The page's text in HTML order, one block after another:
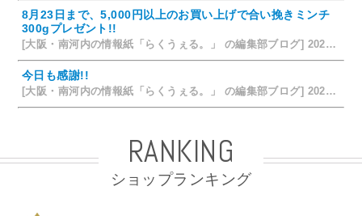
8月23日まで、5,000円以上のお買い上げで合い挽きミンチ
300gプレゼント!!
[大阪・南河内の情報紙「らくうぇる。」 の編集部ブログ] 2026/07/24 15:31
今日も感謝!!
[大阪・南河内の情報紙「らくうぇる。」 の編集部ブログ] 2026/07/23 19:32
RANKING
ショップランキング